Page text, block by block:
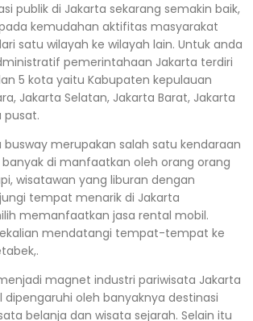
publik di Jakarta sekarang semakin baik,
kemudahan aktifitas masyarakat
satu wilayah ke wilayah lain. Untuk anda
pemerintahaan Jakarta terdiri
5 kota yaitu Kabupaten kepulauan
Jakarta Selatan, Jakarta Barat, Jakarta
pusat.
busway merupakan salah satu kendaraan
di manfaatkan oleh orang orang
wisatawan yang liburan dengan
tempat menarik di Jakarta
memanfaatkan jasa rental mobil.
mendatangi tempat-tempat ke
magnet industri pariwisata Jakarta
dipengaruhi oleh banyaknya destinasi
belanja dan wisata sejarah. Selain itu